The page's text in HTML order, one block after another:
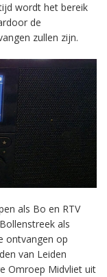
wordt het bereik
de
zullen zijn.
als Bo en RTV
als
ontvangen op
van Leiden
Omroep Midvliet uit